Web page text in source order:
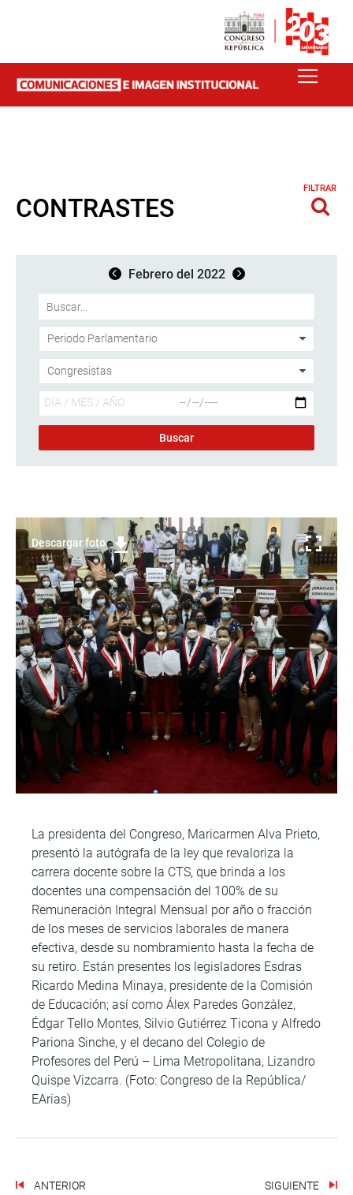
CONTRASTES
FILTRAR
Febrero del 2022
Descargar foto
La presidenta del Congreso, Maricarmen Alva Prieto,
presentó la autógrafa de la ley que revaloriza la
carrera docente sobre la CTS, que brinda a los
docentes una compensación del 100% de su
Remuneración Integral Mensual por año o fracción
de los meses de servicios laborales de manera
efectiva, desde su nombramiento hasta la fecha de
su retiro. Están presentes los legisladores Esdras
Ricardo Medina Minaya, presidente de la Comisión
de Educación; así como Álex Paredes Gonzàlez,
Édgar Tello Montes, Silvio Gutiérrez Ticona y Alfredo
Pariona Sinche, y el decano del Colegio de
Profesores del Perú – Lima Metropolitana, Lizandro
Quispe Vizcarra. (Foto: Congreso de la República/
EArias)
ANTERIOR SIGUIENTE